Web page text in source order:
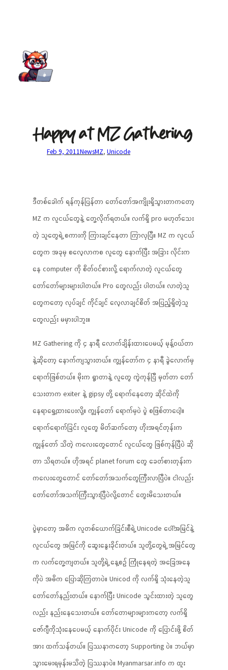
Happy at MZ Gathering
Feb 9, 2011NewsMZ, Unicode
ဒီတစ်ခေါက် ရန်ကုန်ပြန်တာ တော်တော်အကျိုးရှိသွားတာကတော့
MZ က လူငယ်တွေနဲ့ တွေ့လိုက်ရတယ်။ လက်ရှိ pro မဟုတ်သေး
တဲ့ သူတွေရဲ့ စကားကို ကြားချင်နေတာ ကြာလှပြီ။ MZ က လူငယ်
တွေက အခုမှ စလေ့လာကစ လူတွေ နောက်ပြီး အခြား လိုင်းက
နေ computer ကို စိတ်ဝင်စားလို့ ရောက်လာတဲ့ လူငယ်တွေ
တော်တော်များများပါတယ်။ Pro တွေလည်း ပါတယ်။ လာတဲ့သူ
တွေကတော့ လုပ်ချင် ကိုင်ချင် လေ့လာချင်စိတ် အပြည့်ရှိတဲ့သူ
တွေလည်း မမှားပါဘူး။
MZ Gathering ကို ၄ နာရီ လောက်ချိန်းထားပေမယ့် မုန့်ဝယ်တာ
နဲ့ဆိုတော့ နောက်ကျသွားတယ်။ ကျွန်တော်က ၄ နာရီ ခွဲလောက်မှ
ရောက်ဖြစ်တယ်။ မိုးက ရွာတာနဲ့ လူတွေ ကွဲကုန်ပြီ မှတ်တာ တော်
သေးတာက exiter နဲ့ gipsy တို့ ရောက်နေတော့ ဆိုင်ထဲကို
နေရာရွှေ့ထားပေးလို့။ ကျွန်တော် ရောက်မှပဲ ပွဲ စဖြစ်တာပေါ့။
ရောက်ရောက်ခြင်း လူတွေ မိတ်ဆက်တော့ ဟိုးအရင်တုန်းက
ကျွန်တော် သိတဲ့ ကလေးတွေတောင် လူငယ်တွေ ဖြစ်ကုန်ပြီပဲ ဆို
တာ သိရတယ်။ ဟိုအရင် planet forum တွေ ခေတ်စားတုန်းက
ကလေးတွေတောင် တော်တော်အသက်တွေကြီးလာပြီပဲ။ ငါလည်း
တော်တော်အသက်ကြီးသွားပြီပဲလို့တောင် တွေးမိသေးတယ်။
ပွဲမှာတော့ အဓိက လူတစ်ယောက်ခြင်းစီရဲ့ Unicode ပေါ်အမြင်နဲ့
လူငယ်တွေ အမြင်ကို ဆွေးနွေးခိုင်းတယ်။ သူတို့တွေရဲ့ အမြင်တွေ
က လက်တွေ့ကျတယ်။ သူတို့ရဲ့ နေ့စဉ် ကြုံနေရတဲ့ အခြေအနေ
ကိုပဲ အဓိက ပြောဆိုကြတာပဲ။ Unicod ကို လက်ရှိ သုံးနေတဲ့သူ
တော်တော်နည်းတယ်။ နောက်ပြီး Unicode သွင်းထားတဲ့ သူတွေ
လည်း နည်းနေသေးတယ်။ တော်တောများများကတော့ လက်ရှိ
ဇော်ဂျီကိုသုံးနေပေမယ့် နောက်ပိုင်း Unicode ကို ပြောင်းဖို့ စိတ်
အား ထက်သန်တယ်။ ပြဿနာကတော့ Supporting ပဲ။ ဘယ်မှာ
သွားမေးရမှန်းမသိတဲ့ ပြဿနာပဲ။ Myanmarsar.info က ထူး